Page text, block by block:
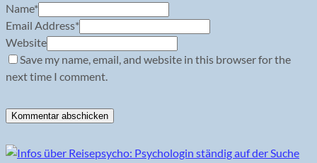
Name*
Email Address*
Website
Save my name, email, and website in this browser for the
next time I comment.